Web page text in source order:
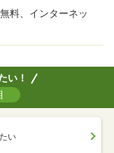
料、インターネッ
い！
い